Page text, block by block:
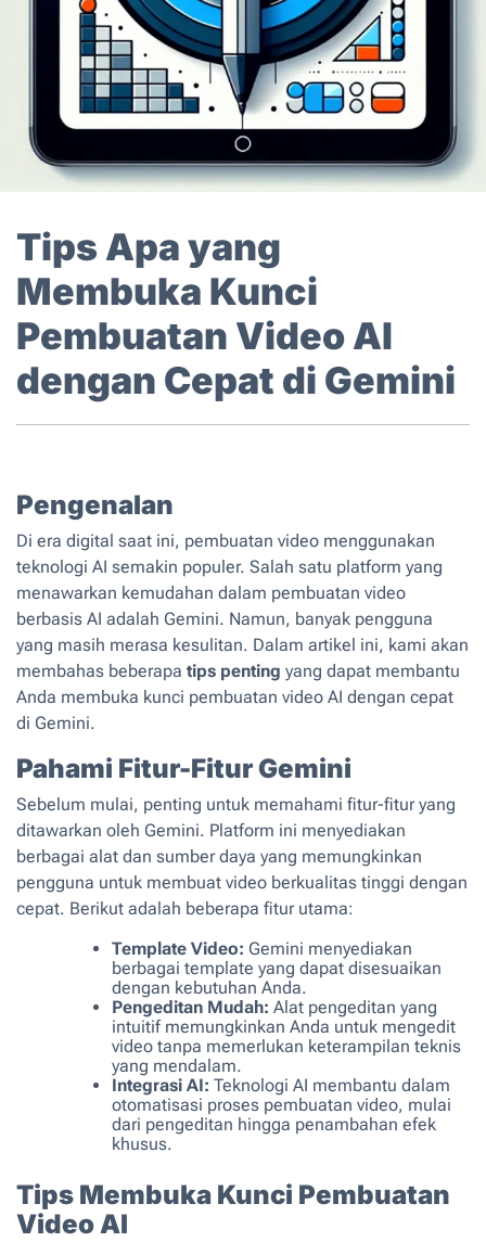
Tips Apa yang
Membuka Kunci
Pembuatan Video AI
dengan Cepat di Gemini
Pengenalan
Di era digital saat ini, pembuatan video menggunakan
teknologi AI semakin populer. Salah satu platform yang
menawarkan kemudahan dalam pembuatan video
berbasis AI adalah Gemini. Namun, banyak pengguna
yang masih merasa kesulitan. Dalam artikel ini, kami akan
membahas beberapa tips penting yang dapat membantu
Anda membuka kunci pembuatan video AI dengan cepat
di Gemini.
Pahami Fitur-Fitur Gemini
Sebelum mulai, penting untuk memahami fitur-fitur yang
ditawarkan oleh Gemini. Platform ini menyediakan
berbagai alat dan sumber daya yang memungkinkan
pengguna untuk membuat video berkualitas tinggi dengan
cepat. Berikut adalah beberapa fitur utama:
Template Video: Gemini menyediakan
berbagai template yang dapat disesuaikan
dengan kebutuhan Anda.
Pengeditan Mudah: Alat pengeditan yang
intuitif memungkinkan Anda untuk mengedit
video tanpa memerlukan keterampilan teknis
yang mendalam.
Integrasi AI: Teknologi AI membantu dalam
otomatisasi proses pembuatan video, mulai
dari pengeditan hingga penambahan efek
khusus.
Tips Membuka Kunci Pembuatan
Video AI